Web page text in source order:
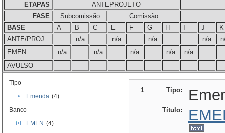
ETAPAS
ANTEPROJETO
FASE
Subcomissão
Comissão
BASE
A B C E F G H J
K
ANTE/PROJ
n/a n/a n/a n/a
EMEN
n/a n/a n/a n/a
n/a
AVULSO
Tipo
•
Emenda (4)
Banco
EMEN (4)
1 Tipo:
Título: